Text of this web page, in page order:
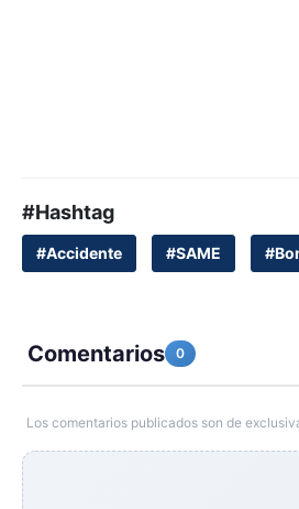
#Hashtag
#Accidente #SAME
Comentarios 0
Los comentarios publicados son de